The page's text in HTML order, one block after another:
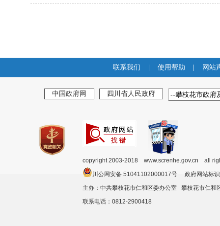
联系我们 使用帮助 网站
中国政府网 四川省人民政府
copyright 2003-2018 www.screnhe.gov.cn all
川公网安备 51041102000017号 政府网站
主办：中共攀枝花市仁和区委办公室 攀枝花市仁
联系电话：0812-2900418